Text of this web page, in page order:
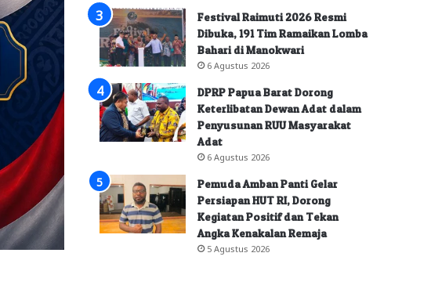
Festival Raimuti 2026 Resmi
Dibuka, 191 Tim Ramaikan Lomba
Bahari di Manokwari
6 Agustus 2026
DPRP Papua Barat Dorong
Keterlibatan Dewan Adat dalam
Penyusunan RUU Masyarakat
Adat
6 Agustus 2026
Pemuda Amban Panti Gelar
Persiapan HUT RI, Dorong
Kegiatan Positif dan Tekan
Angka Kenakalan Remaja
5 Agustus 2026